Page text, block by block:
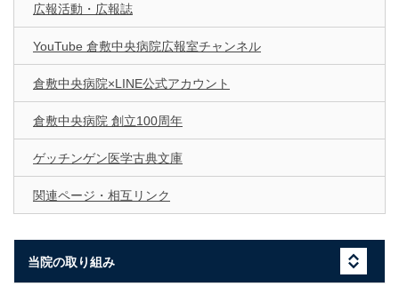
広報活動・広報誌
YouTube 倉敷中央病院広報室チャンネル
倉敷中央病院×LINE公式アカウント
倉敷中央病院 創立100周年
ゲッチンゲン医学古典文庫
関連ページ・相互リンク
当院の取り組み